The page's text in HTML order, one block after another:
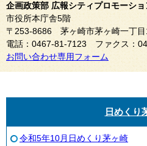
企画政策部 広報シティプロモーシ
市役所本庁舎5階
〒253-8686 茅ヶ崎市茅ヶ崎一丁目
電話：0467-81-7123 ファクス：
お問い合わせ専用フォーム
日めくり
令和5年10月日めくり茅ヶ崎